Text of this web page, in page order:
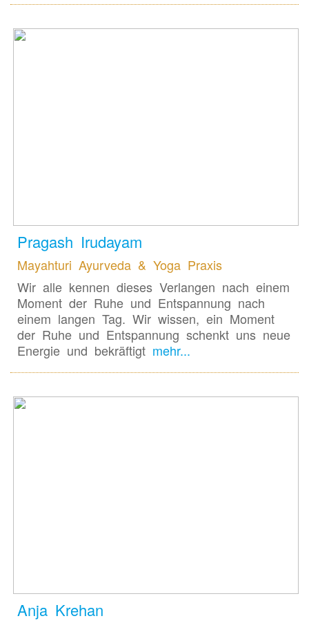
Pragash Irudayam
Mayahturi Ayurveda & Yoga Praxis
Wir alle kennen dieses Verlangen nach einem
Moment der Ruhe und Entspannung nach
einem langen Tag. Wir wissen, ein Moment
der Ruhe und Entspannung schenkt uns neue
Energie und bekräftigtmehr...
Anja Krehan